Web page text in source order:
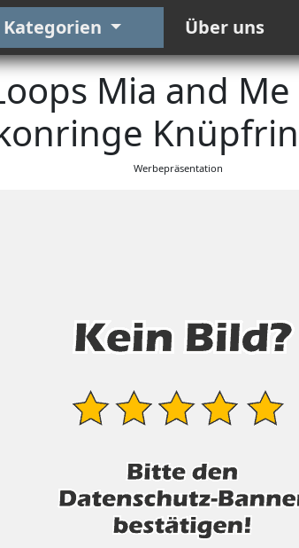
Kategorien Über uns
Mia and
Werbepräsentation